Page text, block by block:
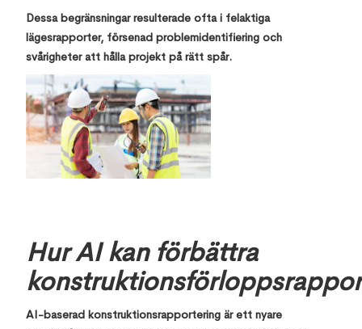
Dessa begränsningar resulterade ofta i felaktiga
lägesrapporter, försenad problemidentifiering och
svårigheter att hålla projekt på rätt spår.
Hur AI kan förbättra
AI-baserad konstruktionsrapportering är ett nyare